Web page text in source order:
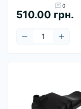
0
510.00 грн.